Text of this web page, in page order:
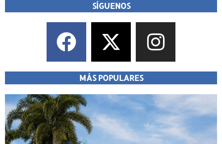
SÍGUENOS
MÁS POPULARES